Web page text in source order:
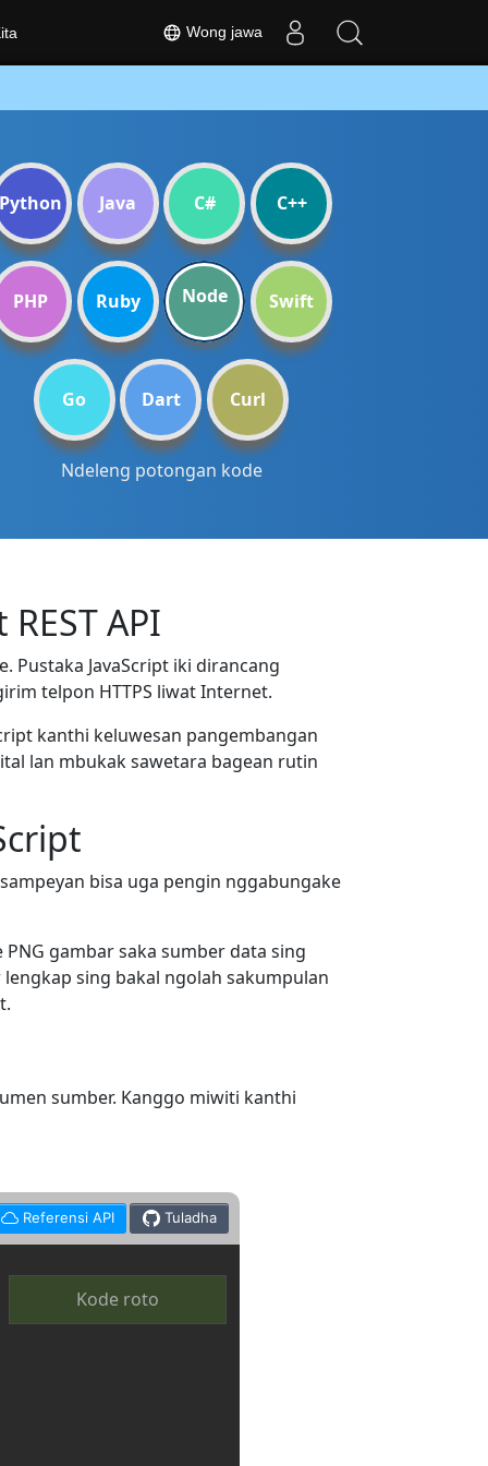
Python Java C# C++
PHP Ruby Node Swift
Go Dart Curl
Ndeleng potongan kode
API
Pustaka JavaScript iki dirancang
telpon HTTPS liwat Internet.
kanthi keluwesan pangembangan
lan mbukak sawetara bagean rutin
bisa uga pengin nggabungake
gambar saka sumber data sing
sing bakal ngolah sakumpulan
sumber. Kanggo miwiti kanthi
Referensi API Tuladha
Kode roto
Wong jawa